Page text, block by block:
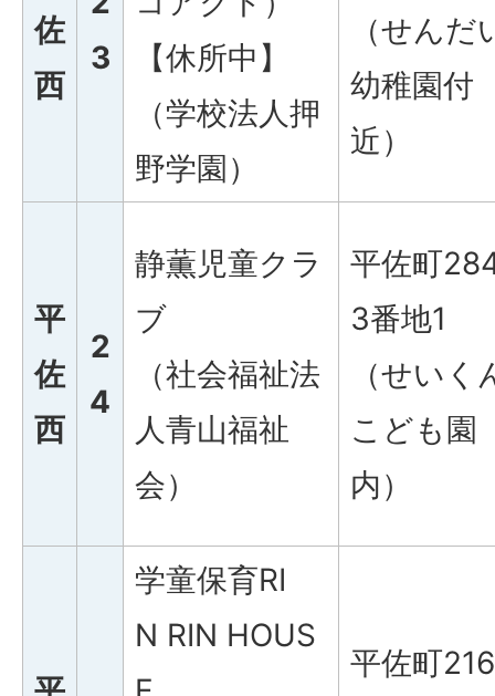
佐
西
3
【休所中】
（学校法人押
野学園）
（せんだ
幼稚園付
近）
平
佐
西
2
4
静薫児童クラ
ブ
（社会福祉法
人青山福祉
会）
平佐町
3番地1
（せいく
こども園
内）
学童保育RI
N RIN HOUS
平佐町